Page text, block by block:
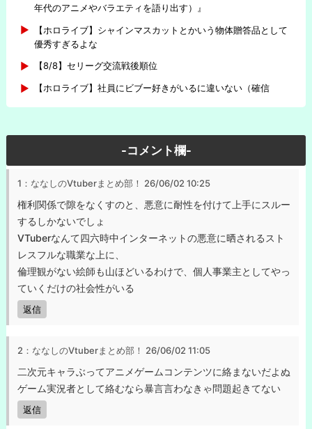
年代のアニメやバラエティを語り出す）』
【ホロライブ】シャインマスカットとかいう物体贈答品として
優秀すぎるよな
【8/8】セリーグ交流戦後順位
【ホロライブ】社員にビブー好きがいるに違いない（確信
-コメント欄-
1：ななしのVtuberまとめ部！ 26/06/02 10:25
権利関係で隙をなくすのと、悪意に耐性を付けて上手にスルー
するしかないでしょ
VTuberなんて四六時中インターネットの悪意に晒されるスト
レスフルな職業な上に、
倫理観がない絵師も山ほどいるわけで、個人事業主としてやっ
ていくだけの社会性がいる
返信
2：ななしのVtuberまとめ部！ 26/06/02 11:05
二次元キャラぶってアニメゲームコンテンツに絡まないだよぬ
ゲーム実況者として絡むなら暴言言わなきゃ問題起きてない
返信